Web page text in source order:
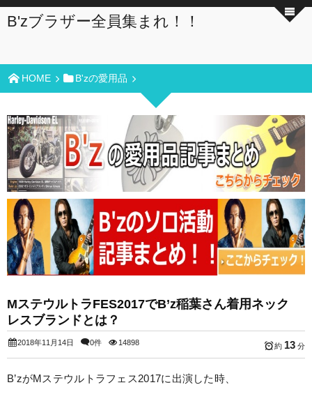
B'zブラザー全員集まれ！！
HOME B'zの愛用品
MステウルトラFES2017でB’z稲葉さん着用ネック
レスブランドとは？
2018年11月14日 0件 14898 約 13 分
B’zがMステウルトラフェス2017に出演した時、